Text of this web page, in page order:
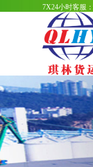
7X24小时客服：